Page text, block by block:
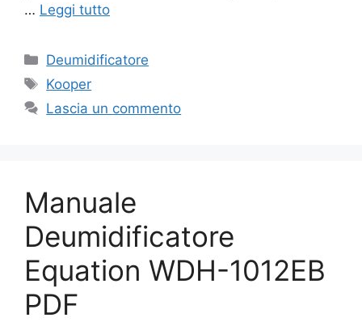
… Leggi tutto
Categorie
Deumidificatore
Tag
Kooper
Lascia un commento
Manuale
Deumidificatore
Equation WDH-1012EB
PDF